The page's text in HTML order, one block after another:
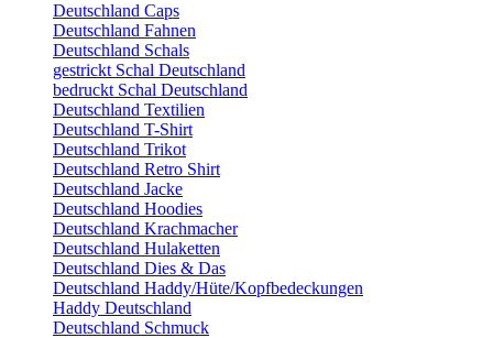
Deutschland Caps
Deutschland Fahnen
Deutschland Schals
gestrickt Schal Deutschland
bedruckt Schal Deutschland
Deutschland Textilien
Deutschland T-Shirt
Deutschland Trikot
Deutschland Retro Shirt
Deutschland Jacke
Deutschland Hoodies
Deutschland Krachmacher
Deutschland Hulaketten
Deutschland Dies & Das
Deutschland Haddy/Hüte/Kopfbedeckungen
Haddy Deutschland
Deutschland Schmuck